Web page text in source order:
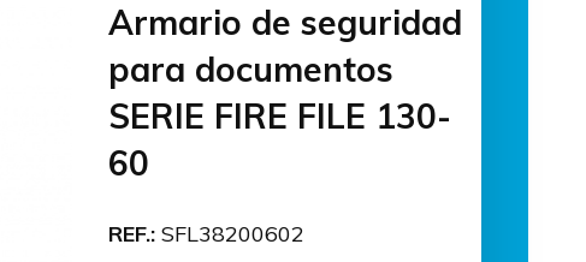
Armario de seguridad
para documentos
SERIE FIRE FILE 130-
60
REF.: SFL38200602